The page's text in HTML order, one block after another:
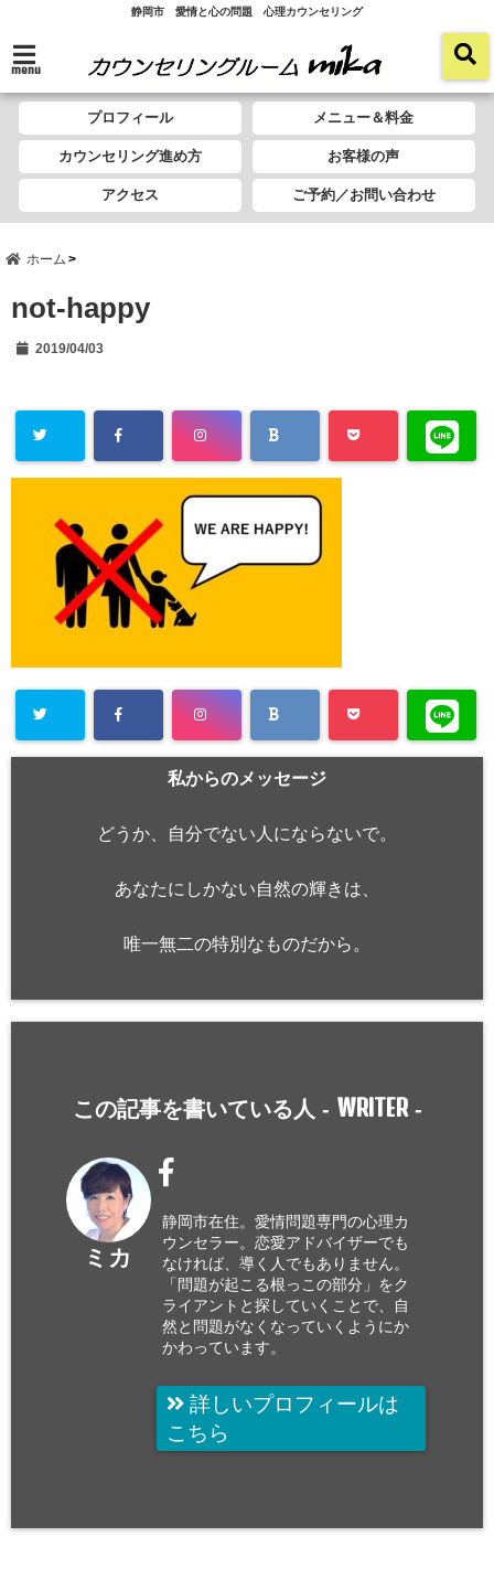
静岡市 愛情と心の問題 心理カウンセリング
menu
プロフィール メニュー＆料金
カウンセリング進め方 お客様の声
アクセス ご予約／お問い合わせ
ホーム
not-happy
2019/04/03
私からのメッセージ
どうか、自分でない人にならないで。
あなたにしかない自然の輝きは、
唯一無二の特別なものだから。
この記事を書いている人 - WRITER-
ミカ
静岡市在住。愛情問題専門の心理カ
ウンセラー。恋愛アドバイザーでも
なければ、導く人でもありません。
「問題が起こる根っこの部分」をク
ライアントと探していくことで、自
然と問題がなくなっていくようにか
かわっています。
詳しいプロフィールは
こちら